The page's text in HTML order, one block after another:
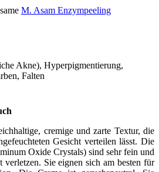
M. Asam Enzympeeling
Akne), Hyperpigmentierung,
Falten
cremige und zarte Textur, die
Gesicht verteilen lässt. Die
Oxide Crystals) sind sehr fein und
Sie eignen sich am besten für